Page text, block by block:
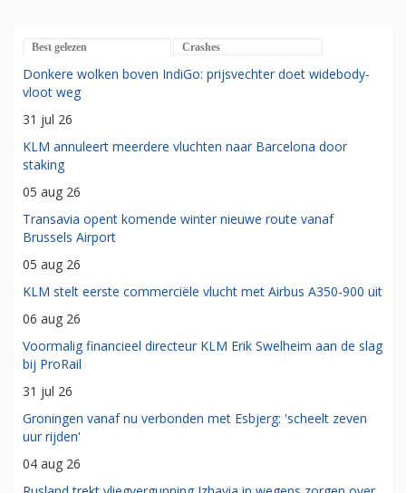
Best gelezen Crashes
Donkere wolken boven IndiGo: prijsvechter doet widebody-
vloot weg
31 jul 26
KLM annuleert meerdere vluchten naar Barcelona door
staking
05 aug 26
Transavia opent komende winter nieuwe route vanaf
Brussels Airport
05 aug 26
KLM stelt eerste commerciële vlucht met Airbus A350-900 uit
06 aug 26
Voormalig financieel directeur KLM Erik Swelheim aan de slag
bij ProRail
31 jul 26
Groningen vanaf nu verbonden met Esbjerg: 'scheelt zeven
uur rijden'
04 aug 26